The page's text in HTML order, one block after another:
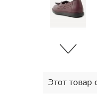
Этот товар